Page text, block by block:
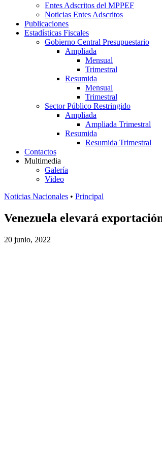
Entes Adscritos del MPPEF
Noticias Entes Adscritos
Publicaciones
Estadísticas Fiscales
Gobierno Central Presupuestario
Ampliada
Mensual
Trimestral
Resumida
Mensual
Trimestral
Sector Público Restringido
Ampliada
Ampliada Trimestral
Resumida
Resumida Trimestral
Contactos
Multimedia
Galería
Video
Noticias Nacionales • Principal
Venezuela elevará
20 junio, 2022